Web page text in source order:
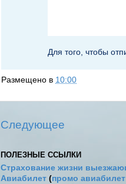
Для того, чтобы
Размещено в 10:00
Следующее
ПОЛЕЗНЫЕ ССЫЛКИ
Страхование жизни
Авиабилет (промо